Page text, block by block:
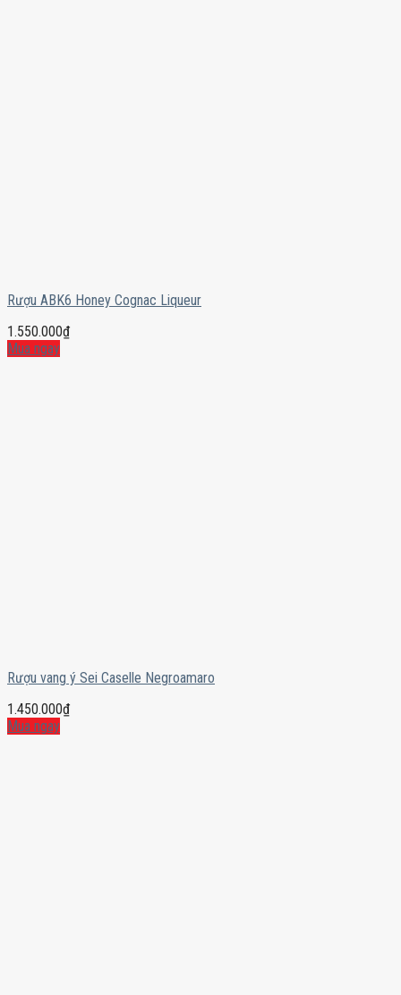
Rượu ABK6 Honey Cognac Liqueur
1.550.000₫
Mua ngay
Rượu vang ý Sei Caselle Negroamaro
1.450.000₫
Mua ngay